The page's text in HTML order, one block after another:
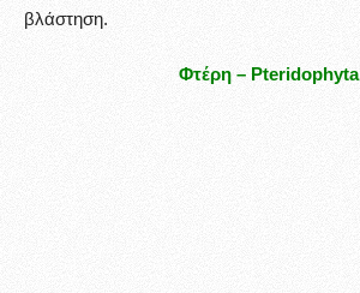
βλάστηση.
Φτέρη – Pteridophyta